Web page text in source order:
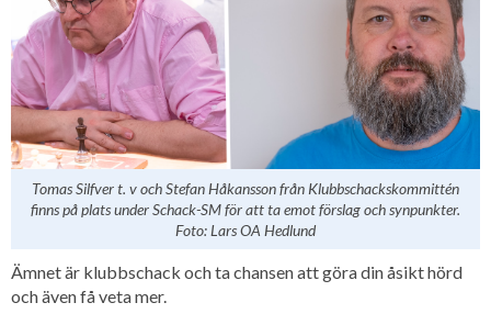
Tomas Silfver t. v och Stefan Håkansson från Klubbschackskommittén
finns på plats under Schack-SM för att ta emot förslag och synpunkter.
Foto: Lars OA Hedlund
Ämnet är klubbschack och ta chansen att göra din åsikt hörd
och även få veta mer.